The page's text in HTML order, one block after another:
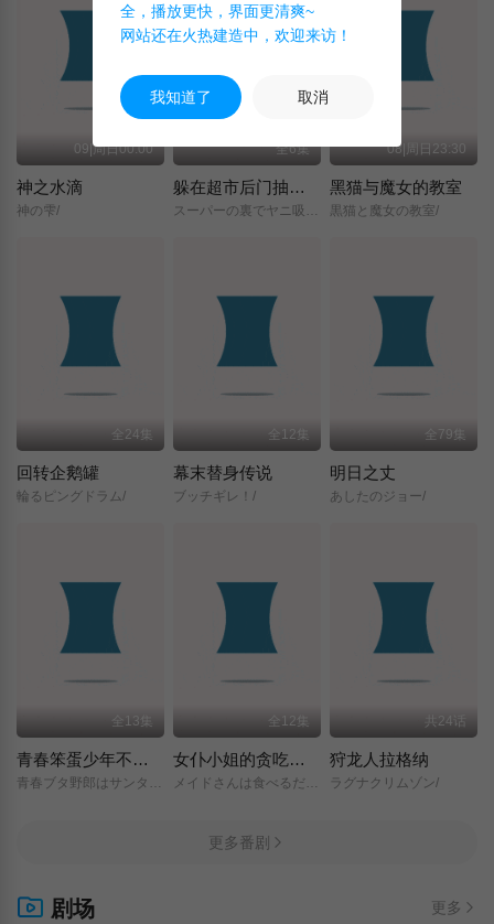
09|周日00:00
神之水滴
神の雫/
全6集
躲在超市后门抽烟的两人
スーパーの裏でヤニ吸うふたり/
08|周日23:30
黑猫与魔女的教室
黒猫と魔女の教室/
全24集
回转企鹅罐
輪るピングドラム/
全12集
幕末替身传说
ブッチギレ！/
全79集
明日之丈
あしたのジョー/
全13集
青春笨蛋少年不做圣诞服女郎的梦
全12集
女仆小姐的贪吃日常
メイドさんは食べるだけ/
共24话
狩龙人拉格纳
ラグナクリムゾン/
更多番剧
剧场 更多
全，播放更快，界面更清爽~
网站还在火热建造中，欢迎来访！
我知道了 取消